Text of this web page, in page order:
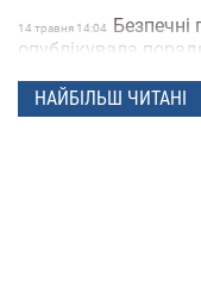
14 травня 14:04 Безпечні
опублікувала
28 квiтня 16:14
співробітник моргу
НАЙБІЛЬШ ЧИТАНІ